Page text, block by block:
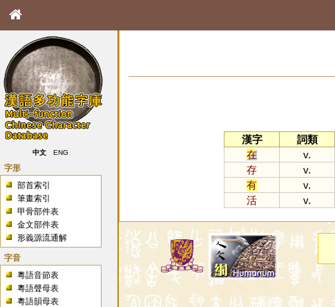
中文 ENG
字形
部首索引
筆畫索引
甲骨部件表
金文部件表
形義源流通解
字音
粵語音節表
粵語聲母表
粵語韻母表
漢字
詞類
在
v.
存
v.
有
v.
活
v.